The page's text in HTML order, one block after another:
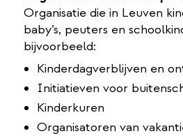
Organisatie die in Leuven
baby’s, peuters en
bijvoorbeeld:
Kinderdagverblijven en
Initiatieven voor
Kinderkuren
Organisatoren van